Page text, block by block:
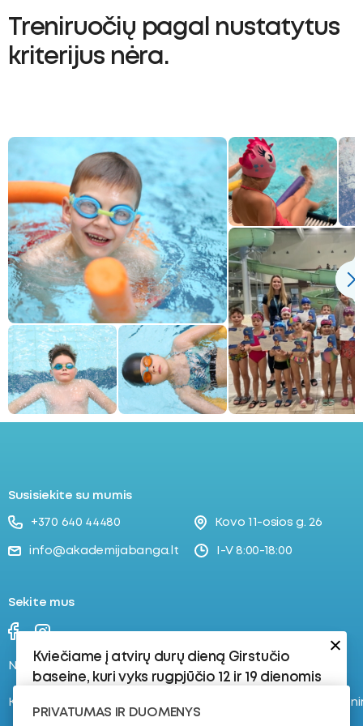
Treniruočių pagal nustatytus
kriterijus nėra.
Susisiekite su mumis
+370 640 44480
info@akademijabanga.lt
Kovo 11-osios g. 26
I-V 8:00-18:00
Sekite mus
Naujienos Stovyklos
Kontaktai Registruokis į plaukimo
PRIVATUMAS IR DUOMENYS
Kviečiame į atvirų durų dieną Girstučio
baseine, kuri vyks rugpjūčio 12 ir 19 dienomis
Rugpjūčio 12 d.: